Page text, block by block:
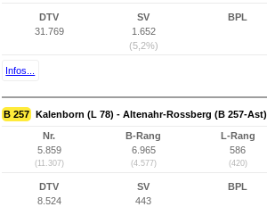
DTV
31.769
SV
1.652
(5,2%)
BPL
Infos...
B 257 Kalenborn (L 78) - Altenahr-Rossberg (B 257-Ast)
Nr.
5.859
(11.307)
B-Rang
6.965
(4.577)
L-Rang
586
(420)
DTV
8.524
SV
443
BPL